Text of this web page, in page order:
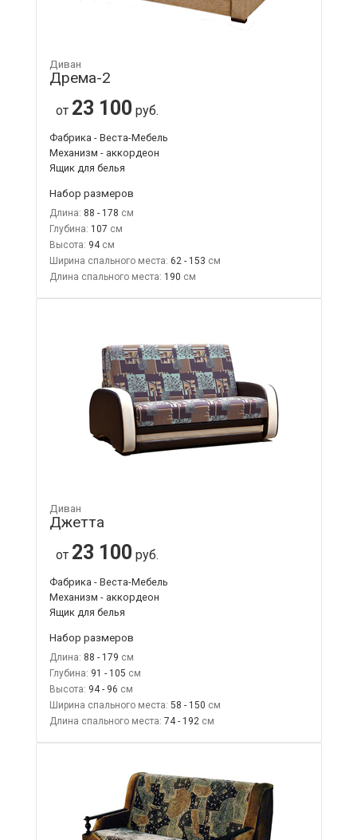
Диван
Дрема-2
от 23 100 руб.
Фабрика - Веста-Мебель
Механизм - аккордеон
Ящик для белья
Набор размеров
Длина: 88 - 178
Глубина: 107
Высота: 94
Ширина спального места: 62 - 153
Длина спального места: 190
Диван
Джетта
от 23 100 руб.
Фабрика - Веста-Мебель
Механизм - аккордеон
Ящик для белья
Набор размеров
Длина: 88 - 179
Глубина: 91 - 105
Высота: 94 - 96
Ширина спального места: 58 - 150
Длина спального места: 74 - 192